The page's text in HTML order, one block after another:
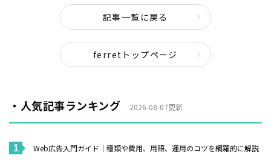
記事一覧に戻る
ferretトップページ
・人気記事ランキング 2026-08-07更新
Web広告入門ガイド｜種類や費用、用語、運用のコツを網羅的に解説